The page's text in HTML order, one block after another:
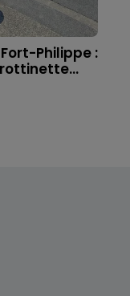
Philippe :